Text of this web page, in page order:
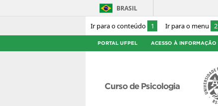
Ir para o conteúdo 1 Ir para o menu 2
BRASIL
PORTAL UFPEL ACESSO À INFORMAÇÃO
Curso de Psicologia